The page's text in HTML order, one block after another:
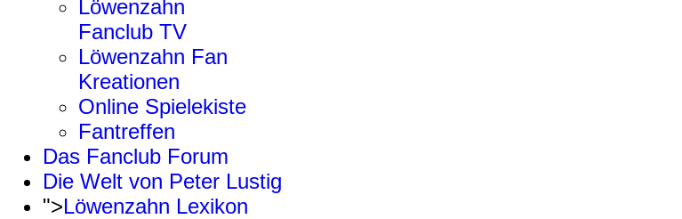
Löwenzahn
Fanclub TV
Löwenzahn Fan
Kreationen
Online Spielekiste
Fantreffen
Das Fanclub Forum
Die Welt von Peter Lustig
">Löwenzahn Lexikon